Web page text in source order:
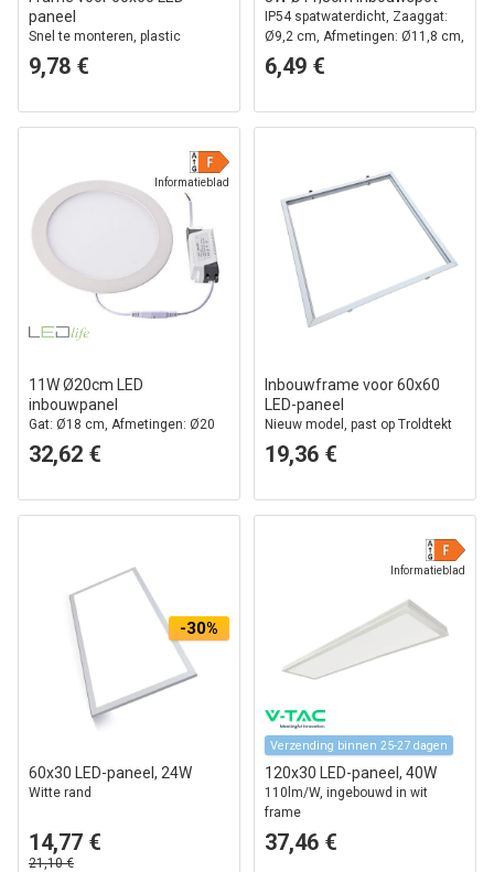
paneel
Snel te monteren, plastic
hoeken, zonder zichtbare
schroeven, witte rand
9,78 €
IP54 spatwaterdicht, Zaaggat:
Ø9,2 cm, Afmetingen: Ø11,8 cm,
3,1 cm hoog, rond, witte rand
6,49 €
Informatieblad
11W Ø20cm LED
inbouwpanel
Gat: Ø18 cm, Afmetingen: Ø20
cm
32,62 €
Inbouwframe voor 60x60
LED-paneel
Nieuw model, past op Troldtekt
zonder aanpassing, witte rand
19,36 €
-30%
60x30 LED-paneel, 24W
Witte rand
14,77 €
21,10 €
Informatieblad
Verzending binnen 25-27 dagen
120x30 LED-paneel, 40W
110lm/W, ingebouwd in wit
frame
37,46 €